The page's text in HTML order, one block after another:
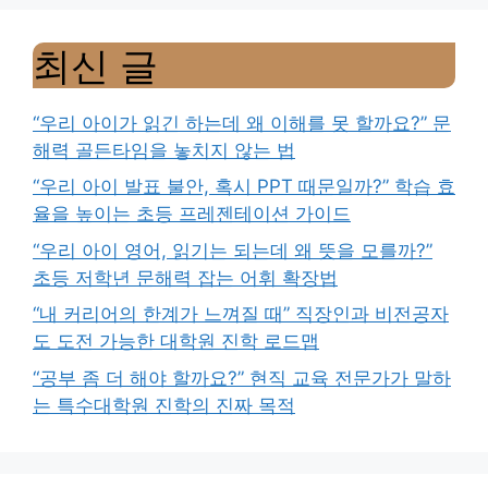
최신 글
“우리 아이가 읽긴 하는데 왜 이해를 못 할까요?” 문
해력 골든타임을 놓치지 않는 법
“우리 아이 발표 불안, 혹시 PPT 때문일까?” 학습 효
율을 높이는 초등 프레젠테이션 가이드
“우리 아이 영어, 읽기는 되는데 왜 뜻을 모를까?”
초등 저학년 문해력 잡는 어휘 확장법
“내 커리어의 한계가 느껴질 때” 직장인과 비전공자
도 도전 가능한 대학원 진학 로드맵
“공부 좀 더 해야 할까요?” 현직 교육 전문가가 말하
는 특수대학원 진학의 진짜 목적